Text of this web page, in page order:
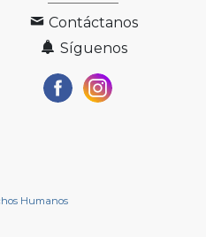
Contáctanos
Síguenos
Humanos